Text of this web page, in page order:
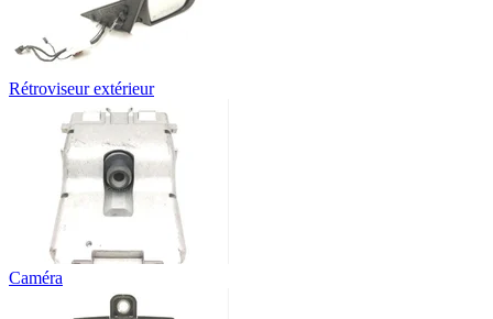
Rétroviseur extérieur
Caméra